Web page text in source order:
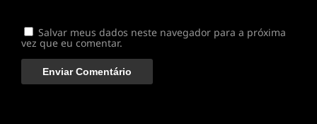
Salvar meus dados neste navegador para a próxima
vez que eu comentar.